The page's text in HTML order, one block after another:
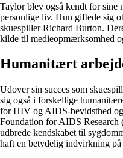
Taylor blev også kendt for sine
personlige liv. Hun giftede sig
skuespiller Richard Burton.
kilde til medieopmærksomhed
Humanitært
Udover sin succes som
sig også i forskellige
for HIV og AIDS-bevidsthed
Foundation for AIDS Research
udbrede kendskabet til
haft en betydelig indvirkning